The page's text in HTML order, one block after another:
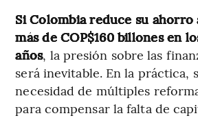
Si Colombia reduce su ahorro
más de COP$160 billones en
años, la presión sobre las
será inevitable. En la práctica,
necesidad de múltiples
para compensar la falta de